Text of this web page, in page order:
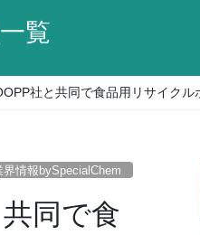
覧
社と共同で食品用リサイクル
界情報bySpecialChem
同で食